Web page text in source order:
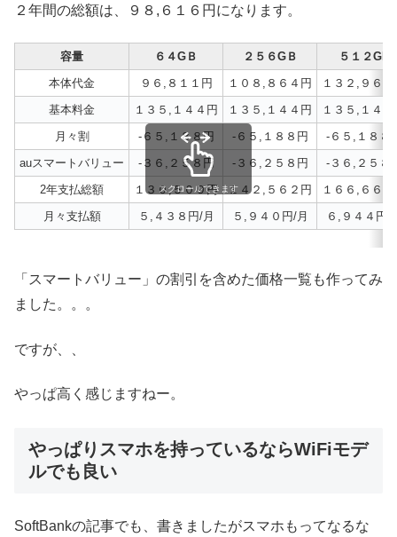
２年間の総額は、９８,６１６円になります。
容量 ６４GＢ ２５６GＢ
５１２GB
本体代金
９６,８１１円 １０８,８６４円
１３２,９６９
基本料金
１３５,１４４円 １３５,１４４円
１３５,１４４
月々割
-６５,１８８円 -６５,１８８円
-６５,１８８
auスマートバリュー
-３６,２５８円 -３６,２５８円
-３６,２５８
2年支払総額
１３０,５０９円 １４２,５６２円
１６６,６６７
月々支払額
５,４３８円/月 ５,９４０円/月 ６,９４４円/
スクロールできます
「スマートバリュー」の割引を含めた価格一覧も作ってみ
ました。。。
ですが、、
やっぱ高く感じますねー。
やっぱりスマホを持っているならWiFiモデ
ルでも良い
SoftBankの記事でも、書きましたがスマホもってなるな